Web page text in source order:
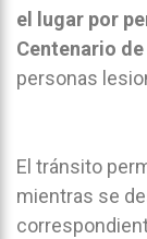
el lugar por
Centenario
personas
El tránsito
mientras se